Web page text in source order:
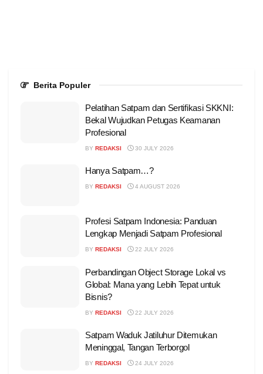
Berita Populer
Pelatihan Satpam dan Sertifikasi SKKNI:
Bekal Wujudkan Petugas Keamanan
Profesional
BY REDAKSI 30 JULY 2026
Hanya Satpam…?
BY REDAKSI 4 AUGUST 2026
Profesi Satpam Indonesia: Panduan
Lengkap Menjadi Satpam Profesional
BY REDAKSI 22 JULY 2026
Perbandingan Object Storage Lokal vs
Global: Mana yang Lebih Tepat untuk
Bisnis?
BY REDAKSI 22 JULY 2026
Satpam Waduk Jatiluhur Ditemukan
Meninggal, Tangan Terborgol
BY REDAKSI 24 JULY 2026